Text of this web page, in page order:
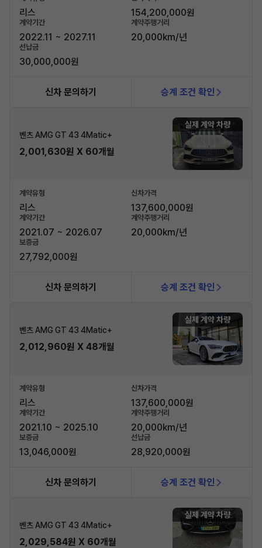
리스 154,200,000원
계약기간
2022.11 ~ 2027.11
계약주행거리
20,000km/년
선납금
30,000,000원
신차 문의하기 승계 조건 확인
벤츠 AMG GT 43 4Matic+
2,001,630원 X 60개월
실제 계약 차량
계약유형
리스
신차가격
137,600,000원
계약기간
2021.07 ~ 2026.07
계약주행거리
20,000km/년
보증금
27,792,000원
신차 문의하기 승계 조건 확인
벤츠 AMG GT 43 4Matic+
2,012,960원 X 48개월
실제 계약 차량
계약유형
리스
신차가격
137,600,000원
계약기간
2021.10 ~ 2025.10
계약주행거리
20,000km/년
보증금
13,046,000원
선납금
28,920,000원
신차 문의하기 승계 조건 확인
벤츠 AMG GT 43 4Matic+
2,029,584원 X 60개월
실제 계약 차량